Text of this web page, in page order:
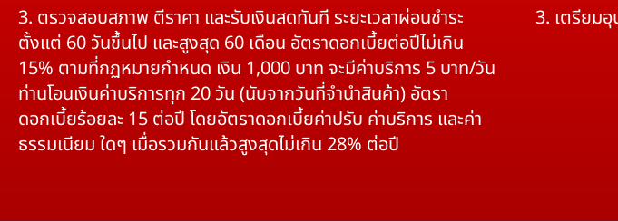
3. ตรวจสอบสภาพ ตีราคา และรับเงินสดทันที ระยะเวลาผ่อนชำระ
ตั้งแต่ 60 วันขึ้นไป และสูงสุด 60 เดือน อัตราดอกเบี้ยต่อปีไม่เกิน
15% ตามที่กฏหมายกำหนด เงิน 1,000 บาท จะมีค่าบริการ 5 บาท/วัน
ท่านโอนเงินค่าบริการทุก 20 วัน (นับจากวันที่จำนำสินค้า) อัตรา
ดอกเบี้ยร้อยละ 15 ต่อปี โดยอัตราดอกเบี้ยค่าปรับ ค่าบริการ และค่า
ธรรมเนียม ใดๆ เมื่อรวมกันแล้วสูงสุดไม่เกิน 28% ต่อปี
3. เตรียม